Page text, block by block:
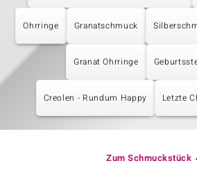
Ohrringe Granatschmuck
Granat Ohrringe
Creolen - Rundum Happy Letzte
Zum Schmuckstück